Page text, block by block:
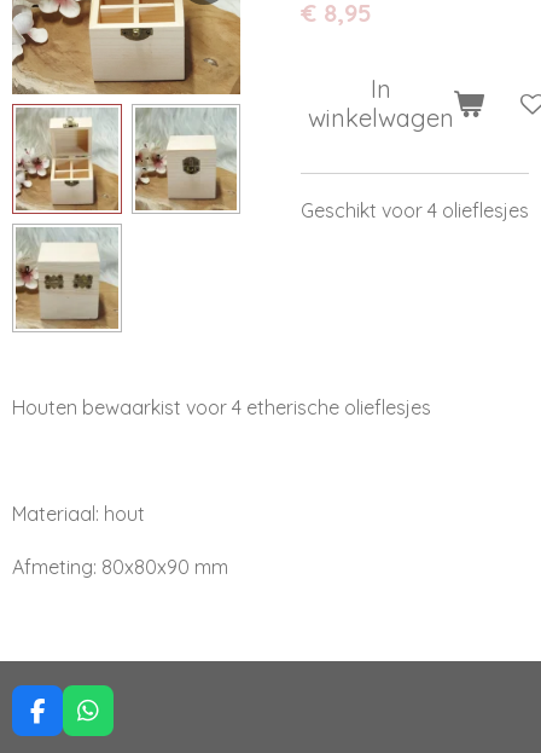
€ 8,95
In
winkelwagen
Geschikt voor 4 olieflesjes
Houten bewaarkist voor 4 etherische olieflesjes
Materiaal: hout
Afmeting: 80x80x90 mm
F
a
W
h